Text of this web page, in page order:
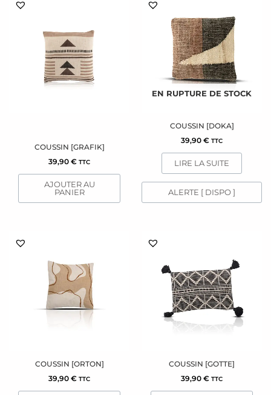
COUSSIN [GRAFIK]
39,90 € TTC
AJOUTER AU
PANIER
EN RUPTURE DE STOCK
COUSSIN [DOKA]
39,90 € TTC
LIRE LA SUITE
ALERTE [ DISPO ]
COUSSIN [ORTON]
39,90 € TTC
COUSSIN [GOTTE]
39,90 € TTC